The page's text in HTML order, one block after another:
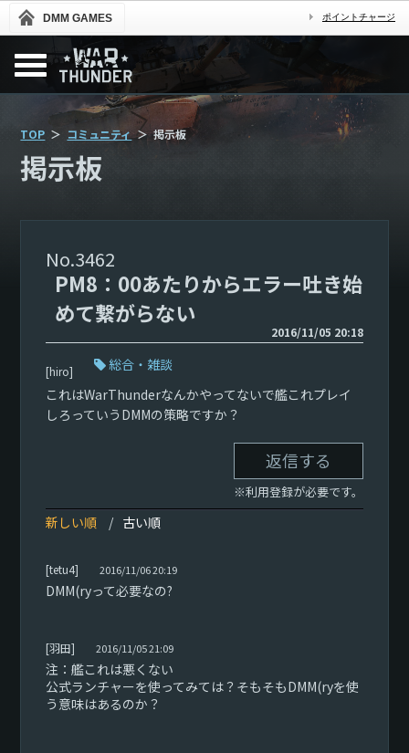
DMM GAMES ポイントチャージ
TOP コミュニティ 掲示板
掲示板
3462
PM8：00あたりからエラー吐き始
めて繋がらない
2016/11/05 20:18
[hiro]
総合・雑談
これはWarThunderなんかやってないで艦これプレイ
しろっていうDMMの策略ですか？
返信する
※利用登録が必要です。
新しい順 古い順
[tetu4] 2016/11/06 20:19
DMM(ryって必要なの?
[羽田] 2016/11/05 21:09
注：艦これは悪くない
公式ランチャーを使ってみては？そもそもDMM(ryを使
う意味はあるのか？